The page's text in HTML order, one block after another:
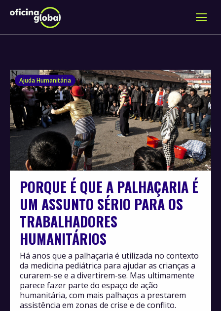
Ajuda Humanitária
PORQUE É QUE A PALHAÇARIA É
UM ASSUNTO SÉRIO PARA OS
TRABALHADORES
HUMANITÁRIOS
Há anos que a palhaçaria é utilizada no contexto
da medicina pediátrica para ajudar as crianças a
curarem-se e a divertirem-se. Mas ultimamente
parece fazer parte do espaço de ação
humanitária, com mais palhaços a prestarem
assistência em zonas de crise e de conflito.